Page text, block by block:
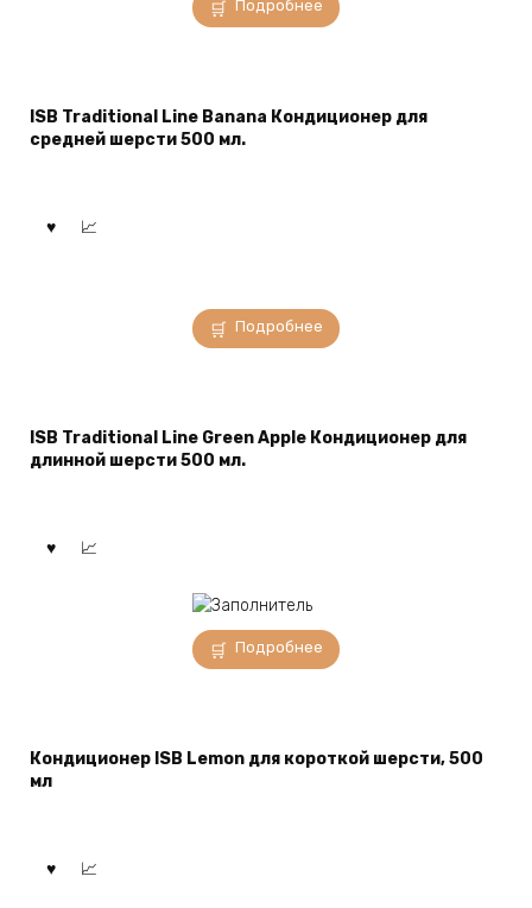
Подробнее
ISB Traditional Line Banana Кондиционер для
средней шерсти 500 мл.
Подробнее
ISB Traditional Line Green Apple Кондиционер для
длинной шерсти 500 мл.
Подробнее
Кондиционер ISB Lemon для короткой шерсти, 500
мл